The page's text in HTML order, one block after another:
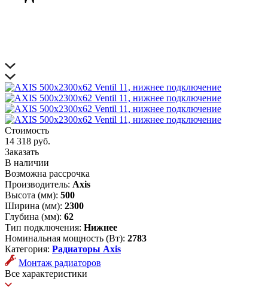
Стоимость
14 318 руб.
Заказать
В наличии
Возможна рассрочка
Производитель: Axis
Высота (мм): 500
Ширина (мм): 2300
Глубина (мм): 62
Тип подключения: Нижнее
Номинальная мощность (Вт): 2783
Категория: Радиаторы Axis
Монтаж радиаторов
Все характеристики